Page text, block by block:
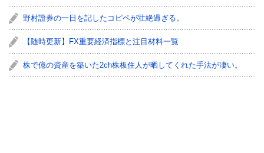
野村證券の一日を記したコピペが壮絶過ぎる。
【随時更新】FX重要経済指標と注目材料一覧
株で億の資産を築いた2ch株板住人が晒してくれた手法が凄い。